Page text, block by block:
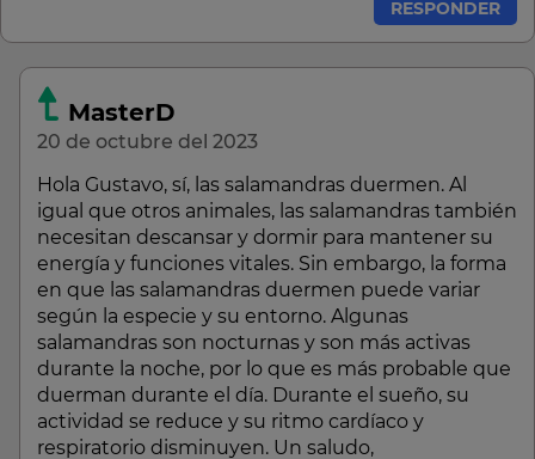
RESPONDER
MasterD
20 de octubre del 2023
Hola Gustavo, sí, las salamandras duermen. Al
igual que otros animales, las salamandras también
necesitan descansar y dormir para mantener su
energía y funciones vitales. Sin embargo, la forma
en que las salamandras duermen puede variar
según la especie y su entorno. Algunas
salamandras son nocturnas y son más activas
durante la noche, por lo que es más probable que
duerman durante el día. Durante el sueño, su
actividad se reduce y su ritmo cardíaco y
respiratorio disminuyen. Un saludo,